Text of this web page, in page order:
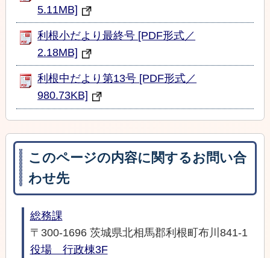
5.11MB]
利根小だより最終号 [PDF形式／
2.18MB]
利根中だより第13号 [PDF形式／
980.73KB]
このページの内容に関するお問い合
わせ先
総務課
〒300-1696 茨城県北相馬郡利根町布川841-1
役場 行政棟3F